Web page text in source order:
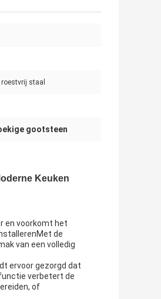
staal
gootsteen
Keuken
en voorkomt het
de
van een volledig
ervoor gezorgd dat
verbetert de
of